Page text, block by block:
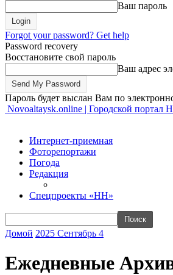
Ваш пароль
Forgot your password? Get help
Password recovery
Восстановите свой пароль
Ваш адрес
Пароль будет выслан Вам по
Novoaltaysk.online | Городской портал
Интернет-приемная
Фоторепортажи
Погода
Редакция
Спецпроекты «НН»
Домой 2025 Сентябрь 4
Ежедневные